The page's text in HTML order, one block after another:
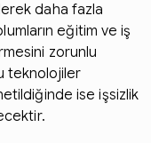
daha fazla
eğitim ve iş
zorunlu
teknolojiler
ise işsizlik